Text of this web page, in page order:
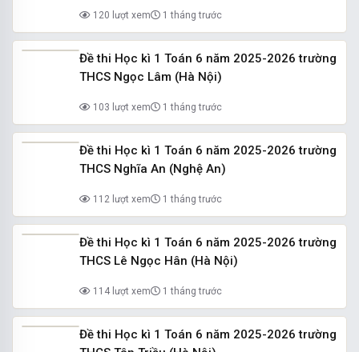
120 lượt xem 1 tháng trước
Đề thi Học kì 1 Toán 6 năm 2025-2026 trường
THCS Ngọc Lâm (Hà Nội)
103 lượt xem 1 tháng trước
Đề thi Học kì 1 Toán 6 năm 2025-2026 trường
THCS Nghĩa An (Nghệ An)
112 lượt xem 1 tháng trước
Đề thi Học kì 1 Toán 6 năm 2025-2026 trường
THCS Lê Ngọc Hân (Hà Nội)
114 lượt xem 1 tháng trước
Đề thi Học kì 1 Toán 6 năm 2025-2026 trường